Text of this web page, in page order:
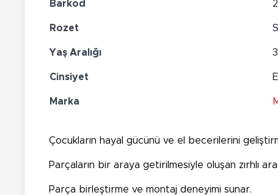
Barkod
Rozet
Yaş Aralığı
Cinsiyet
Marka
Çocukların hayal gücünü ve el becerilerini
Parçaların bir araya getirilmesiyle oluşan zırhlı
Parça birleştirme ve montaj deneyimi sunar.